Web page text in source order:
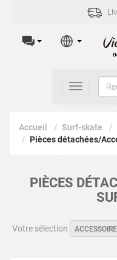
Toggle
navigation
Accueil Surf-skate
Pièces détachées/
PIÈCES
Votre sélection